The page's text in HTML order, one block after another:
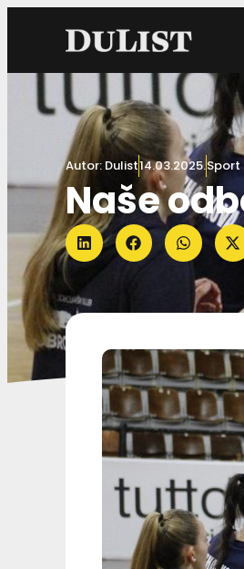
Autor: Dulist14.03.2025.Sport
Naše